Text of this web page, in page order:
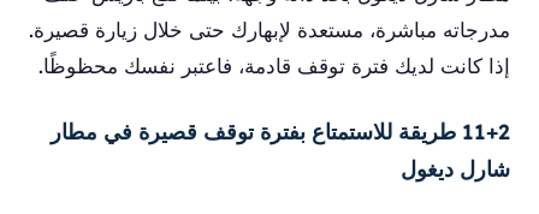
مدرجاته مباشرة، مستعدة لإبهارك حتى خلال زيارة قصيرة.
إذا كانت لديك فترة توقف قادمة، فاعتبر نفسك محظوظًا.
11+2 طريقة للاستمتاع بفترة توقف قصيرة في مطار
شارل ديغول